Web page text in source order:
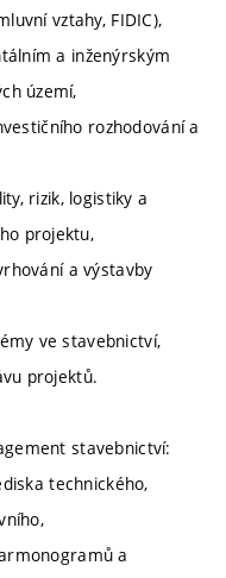
vztahy, FIDIC),
a inženýrským
území,
rozhodování a
rizik, logistiky a
projektu,
a výstavby
ve stavebnictví,
projektů.
stavebnictví:
technického,
a